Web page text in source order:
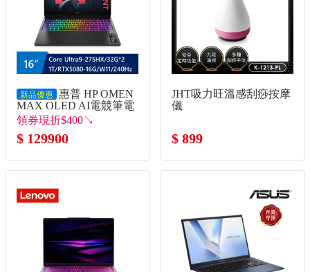
新品優惠 惠普 HP OMEN
MAX OLED AI電競筆電
16" (Intel Core Ultra9-
275HX/32G*2/1T/RTX5080-
16G/W11)
領券現折$400↘
$ 129900
JHT吸力旺溫感刮痧按摩
儀
$ 899